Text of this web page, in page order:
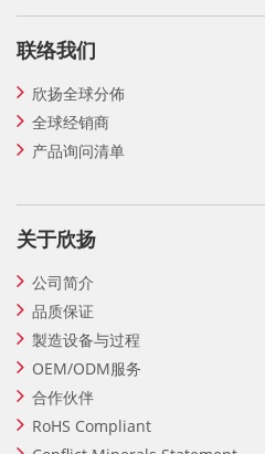
联络我们
欣扬全球分佈
全球经销商
产品询问清单
关于欣扬
公司简介
品质保证
製造设备与过程
OEM/ODM服务
合作伙伴
RoHS Compliant